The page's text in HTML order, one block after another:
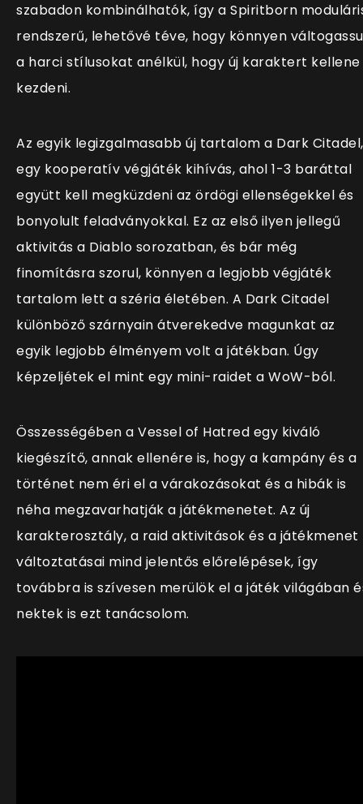
szabadon kombinálhatók, így a Spiritborn
rendszerű, lehetővé téve, hogy könnyen
a harci stílusokat anélkül, hogy új karaktert kellene
kezdeni.
Az egyik legizgalmasabb új tartalom a Dark Citadel,
egy kooperatív végjáték kihívás, ahol 1-3 baráttal
együtt kell megküzdeni az ördögi ellenségekkel és
bonyolult feladványokkal. Ez az első ilyen jellegű
aktivitás a Diablo sorozatban, és bár még
finomításra szorul, könnyen a legjobb végjáték
tartalom lett a széria életében. A Dark Citadel
különböző szárnyain átverekedve magunkat az
egyik legjobb élményem volt a játékban. Úgy
képzeljétek el mint egy mini-raidet a WoW-ból.
Összességében a Vessel of Hatred egy kiváló
kiegészítő, annak ellenére is, hogy a kampány és a
történet nem éri el a várakozásokat és a hibák is
néha megzavarhatják a játékmenetet. Az új
karakterosztály, a raid aktivitások és a játékmenet
változtatásai mind jelentős előrelépések, így
továbbra is szívesen merülök el a játék világában
nektek is ezt tanácsolom.